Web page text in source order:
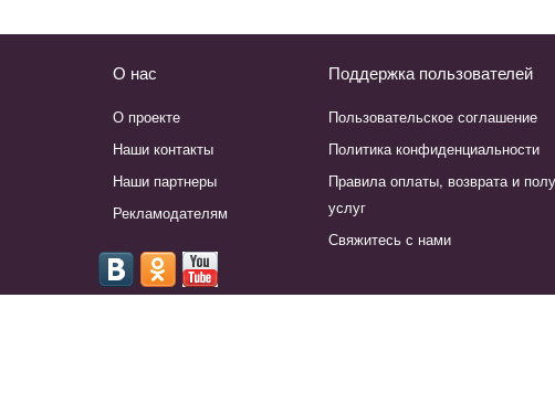
О нас
О проекте
Наши контакты
Наши партнеры
Рекламодателям
Поддержка пользователей
Пользовательское соглашение
Политика конфиденциальности
Правила оплаты, возврата и
услуг
Свяжитесь с нами